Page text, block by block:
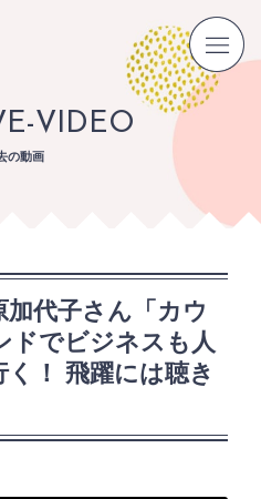
VIDEO
の動画
加代子さん「カウ
ドでビジネスも人
！ 飛躍には聴き